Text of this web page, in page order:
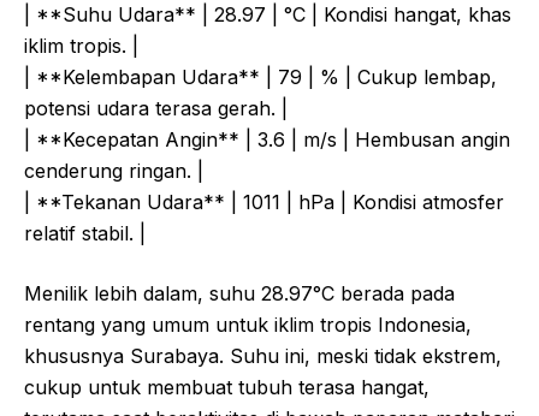
| **Suhu Udara** | 28.97 | °C | Kondisi hangat, khas
iklim tropis. |
| **Kelembapan Udara** | 79 | % | Cukup lembap,
potensi udara terasa gerah. |
| **Kecepatan Angin** | 3.6 | m/s | Hembusan angin
cenderung ringan. |
| **Tekanan Udara** | 1011 | hPa | Kondisi atmosfer
relatif stabil. |
Menilik lebih dalam, suhu 28.97°C berada pada
rentang yang umum untuk iklim tropis Indonesia,
khususnya Surabaya. Suhu ini, meski tidak ekstrem,
cukup untuk membuat tubuh terasa hangat,